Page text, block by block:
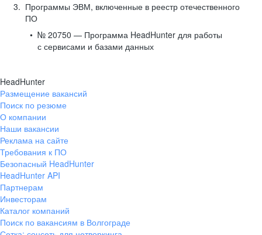
Программы ЭВМ, включенные в реестр отечественного
ПО
№ 20750 — Программа HeadHunter для работы
с сервисами и базами данных
HeadHunter
Размещение вакансий
Поиск по резюме
О компании
Наши вакансии
Реклама на сайте
Требования к ПО
Безопасный HeadHunter
HeadHunter API
Партнерам
Инвесторам
Каталог компаний
Поиск по вакансиям в Волгограде